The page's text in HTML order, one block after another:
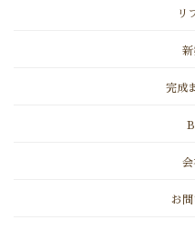
リ
新
完成
会
お問